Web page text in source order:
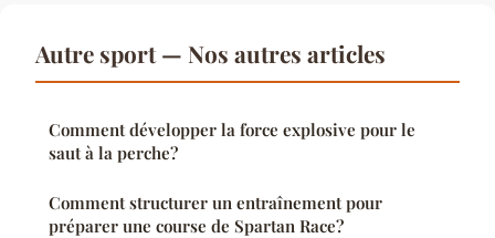
Autre sport — Nos autres articles
Comment développer la force explosive pour le
saut à la perche?
Comment structurer un entraînement pour
préparer une course de Spartan Race?